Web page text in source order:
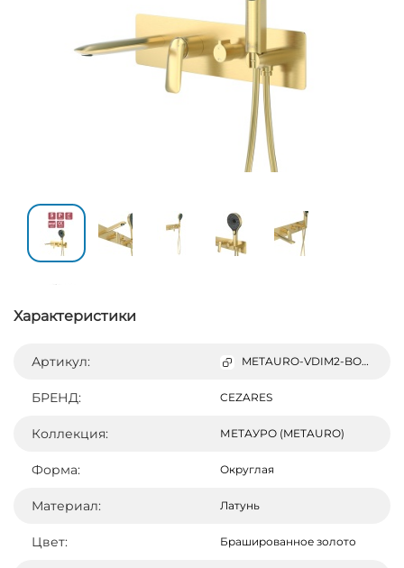
Характеристики
Артикул: METAURO-VDIM2-BORO
БРЕНД: CEZARES
Коллекция: МЕТАУРО (METAURO)
Форма: Округлая
Материал: Латунь
Цвет: Брашированное золото